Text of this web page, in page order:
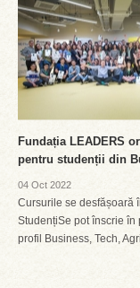
Fundația LEADERS
pentru studenții din
04 Oct 2022
Cursurile se desfășoară
StudențiSe pot înscrie în
profil Business, Tech,